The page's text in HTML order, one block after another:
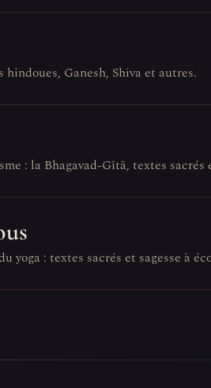
Ganesh, Shiva et autres.
: la Bhagavad-Gîtâ, textes sacrés
yoga : textes sacrés et sagesse à